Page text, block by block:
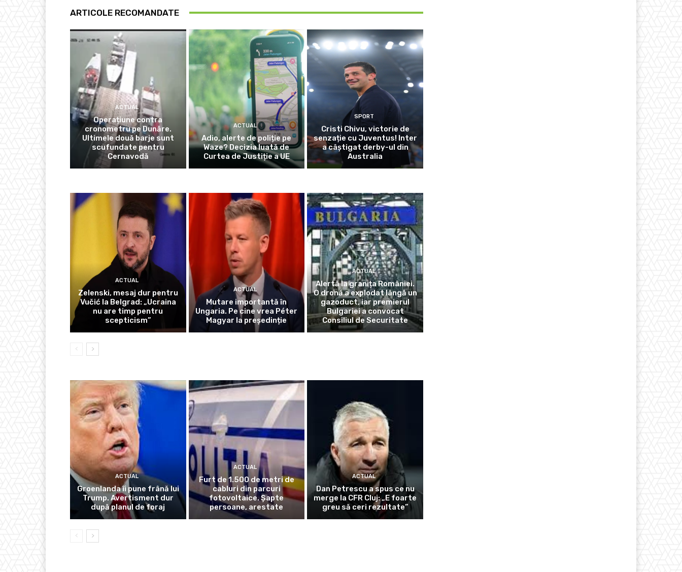
ARTICOLE RECOMANDATE
ACTUAL
Operațiune contra
cronometru pe Dunăre.
Ultimele două barje sunt
scufundate pentru
Cernavodă
ACTUAL
Adio, alerte de poliție pe
Waze? Decizia luată de
Curtea de Justiție a UE
SPORT
Cristi Chivu, victorie de
senzație cu Juventus! Inter
a câștigat derby-ul din
Australia
ACTUAL
Zelenski, mesaj dur pentru
Vučić la Belgrad: „Ucraina
nu are timp pentru
scepticism”
ACTUAL
Mutare importantă în
Ungaria. Pe cine vrea Péter
Magyar la președinție
ACTUAL
Alertă la granița României.
O dronă a explodat lângă un
gazoduct, iar premierul
Bulgariei a convocat
Consiliul de Securitate
ACTUAL
Groenlanda îi pune frână lui
Trump. Avertisment dur
după planul de foraj
ACTUAL
Furt de 1.500 de metri de
cabluri din parcuri
fotovoltaice. Șapte
persoane, arestate
ACTUAL
Dan Petrescu a spus ce nu
merge la CFR Cluj: „E foarte
greu să ceri rezultate”